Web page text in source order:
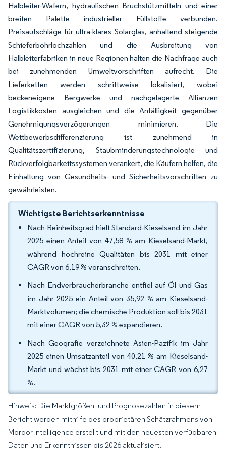
Halbleiter-Wafern, hydraulischen Bruchstützmitteln und einer
breiten Palette industrieller Füllstoffe verbunden.
Preisaufschläge für ultra-klares Solarglas, anhaltend steigende
Schieferbohrlochzahlen und die Ausbreitung von
Halbleiterfabriken in neue Regionen halten die Nachfrage auch
bei zunehmenden Umweltvorschriften aufrecht. Die
Lieferketten werden schrittweise lokalisiert, wobei
beckeneigene Bergwerke und nachgelagerte Allianzen
Logistikkosten ausgleichen und die Anfälligkeit gegenüber
Genehmigungsverzögerungen minimieren. Die
Wettbewerbsdifferenzierung ist zunehmend in
Qualitätszertifizierung, Staubminderungstechnologie und
Rückverfolgbarkeitssystemen verankert, die Käufern helfen, die
Einhaltung von Gesundheits- und Sicherheitsvorschriften zu
gewährleisten.
Wichtigste Berichtserkenntnisse
Nach Reinheitsgrad hielt Standard-Kieselsand im Jahr
2025 einen Anteil von 47,58 % am Kieselsand-Markt,
während hochreine Qualitäten bis 2031 mit einer
CAGR von 6,19 % voranschreiten.
Nach Endverbraucherbranche entfiel auf Öl und Gas
im Jahr 2025 ein Anteil von 35,92 % am Kieselsand-
Marktvolumen; die chemische Produktion soll bis 2031
mit einer CAGR von 5,32 % expandieren.
Nach Geografie verzeichnete Asien-Pazifik im Jahr
2025 einen Umsatzanteil von 40,21 % am Kieselsand-
Markt und wächst bis 2031 mit einer CAGR von 6,27
%.
Hinweis: Die Marktgrößen- und Prognosezahlen in diesem
Bericht werden mithilfe des proprietären Schätzrahmens von
Mordor Intelligence erstellt und mit den neuesten verfügbaren
Daten und Erkenntnissen bis 2026 aktualisiert.